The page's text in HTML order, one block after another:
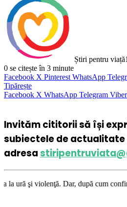
Știri pentru viață
0 se citește în 3 minute
Facebook X Pinterest WhatsApp
Tipărește
Facebook X WhatsApp Telegram Viber
Invităm cititorii să își
subiectele de
adresa
Dar, după cum confirmă şi